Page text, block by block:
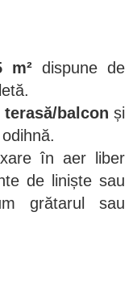
m² dispune de
terasă/balcon și
în aer liber
de liniște sau
grătarul sau